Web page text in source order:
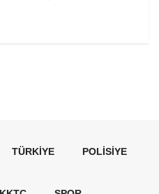
TÜRKIYE POLISIYE